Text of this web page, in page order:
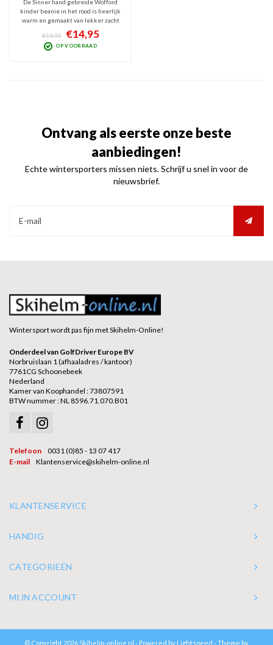
De Sinner hand gebreide Wofford
kinder beanie in het rood is heerlijk
warm en gemaakt van lekker zacht
Acryl. De binnenkant van deze
beanie is v.v. een warme fleece
voering. PU Sinner logo.
€19,95 €14,95
OP VOORRAAD
Ontvang als eerste onze beste
aanbiedingen!
Echte wintersporters missen niets. Schrijf u snel in voor de
nieuwsbrief.
Wintersport wordt pas fijn met Skihelm-Online!
Onderdeel van GolfDriver Europe BV
Norbruislaan 1 (afhaaladres / kantoor)
7761CG Schoonebeek
Nederland
Kamer van Koophandel : 73807591
BTW nummer : NL 8596.71.070.B01
Telefoon
0031 (0)85 - 13 07 417
E-mail
Klantenservice@skihelm-online.nl
KLANTENSERVICE
HANDIG
CATEGORIEËN
MIJN ACCOUNT
© Copyright 2026 Skihelm-online.nl - Powered by Lightspeed - Theme by